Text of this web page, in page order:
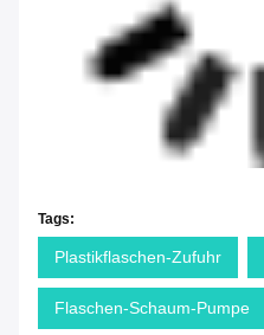
Tags:
Plastikflaschen-Zufuhr
Flaschen-Schaum-Pumpe